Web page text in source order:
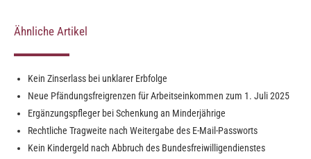
Ähnliche Artikel
Kein Zinserlass bei unklarer Erbfolge
Neue Pfändungsfreigrenzen für Arbeitseinkommen zum 1. Juli 2025
Ergänzungspfleger bei Schenkung an Minderjährige
Rechtliche Tragweite nach Weitergabe des E-Mail-Passworts
Kein Kindergeld nach Abbruch des Bundesfreiwilligendienstes